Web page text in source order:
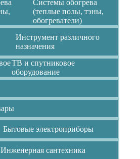
Системы обогрева
(теплые полы, тэны,
обогреватели)
Инструмент различного
назначения
ТВ и спутниковое
оборудование
Бытовые электроприборы
Инженерная сантехника